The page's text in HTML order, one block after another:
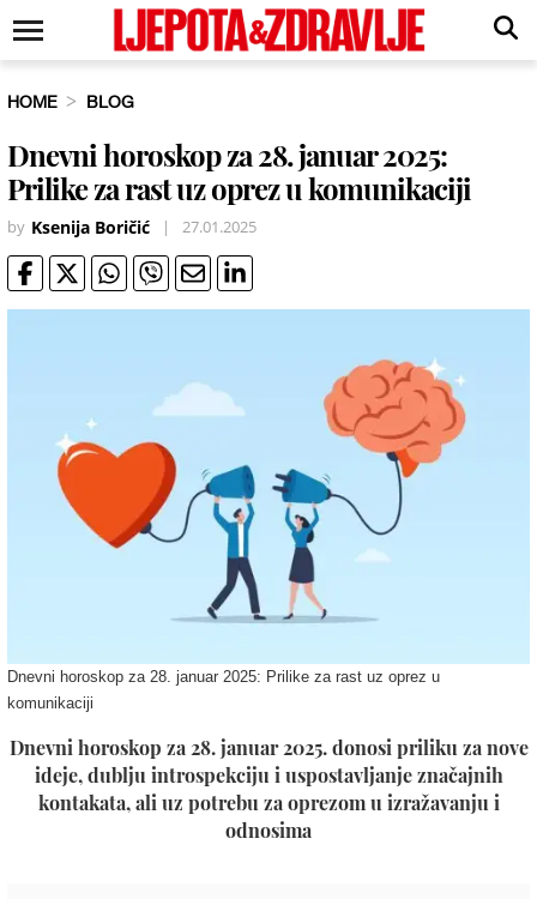
HOME BLOG
Dnevni horoskop za 28. januar 2025:
Prilike za rast uz oprez u komunikaciji
by Ksenija Boričić | 27.01.2025
Dnevni horoskop za 28. januar 2025: Prilike za rast uz oprez u
komunikaciji
Dnevni horoskop za 28. januar 2025. donosi priliku za nove
ideje, dublju introspekciju i uspostavljanje značajnih
kontakata, ali uz potrebu za oprezom u izražavanju i
odnosima